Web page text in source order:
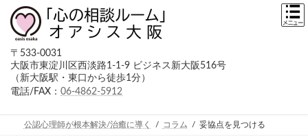
〒533-0031
大阪市東淀川区西淡路1-1-9 ビジネス新大阪516号
（新大阪駅・東口から徒歩1分）
電話/FAX： 06-4862-5912
公認心理師が根本解決/治癒に導く コラム 妥協点を見つける